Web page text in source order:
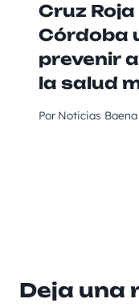
Cruz
Córdoba
prevenir
la salud
Por Noticias Baena
Deja una